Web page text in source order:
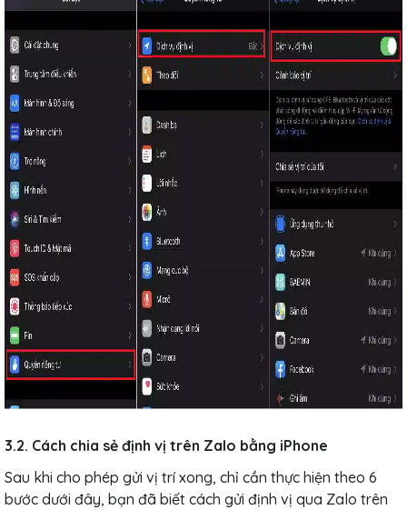
3.2. Cách chia sẻ định vị trên Zalo bằng iPhone
Sau khi cho phép gửi vị trí xong, chỉ cần thực hiện theo 6
bước dưới đây, bạn đã biết cách gửi định vị qua Zalo trên